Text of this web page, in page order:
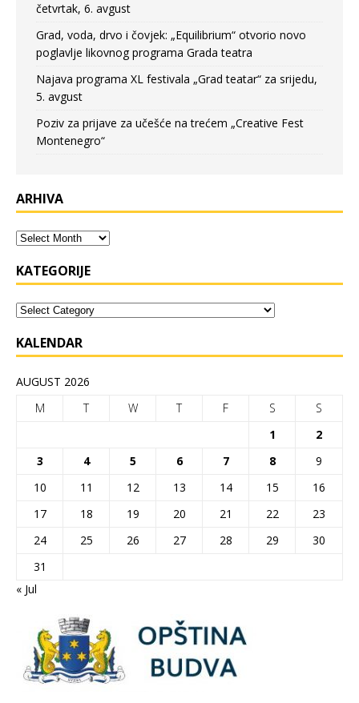
četvrtak, 6. avgust
Grad, voda, drvo i čovjek: „Equilibrium“ otvorio novo
poglavlje likovnog programa Grada teatra
Najava programa XL festivala „Grad teatar“ za srijedu,
5. avgust
Poziv za prijave za učešće na trećem „Creative Fest
Montenegro“
ARHIVA
KATEGORIJE
KALENDAR
AUGUST 2026
M
T W T F S
S
1
2
3
4 5 6 7 8
9
10
11 12 13 14 15
16
17
18 19 20 21 22
23
24
25 26 27 28 29
30
31
« Jul